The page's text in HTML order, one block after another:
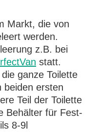
Markt, die von
werden.
z.B. bei
statt.
ganze Toilette
beiden ersten
Teil der Toilette
Behälter für Fest-
8-9l